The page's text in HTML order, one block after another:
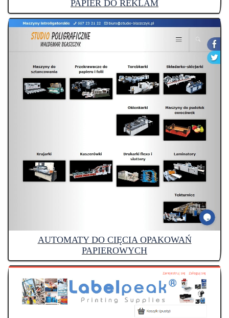
PAPIER DO REKLAM
AUTOMATY DO CIĘCIA OPAKOWAŃ
PAPIEROWYCH